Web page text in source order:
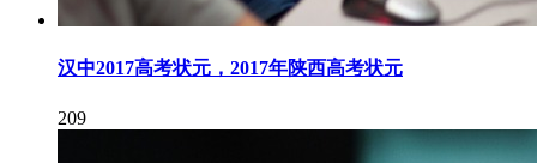
汉中2017高考状元，2017年陕西高考状元
209